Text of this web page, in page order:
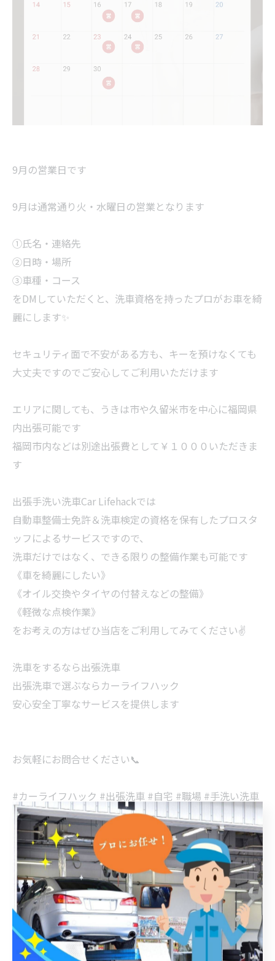
9月の営業日です
9月は通常通り火・水曜日の営業となります
①氏名・連絡先
②日時・場所
③車種・コース
をDMしていただくと、洗車資格を持ったプロがお車を綺
麗にします✨
セキュリティ面で不安がある方も、キーを預けなくても
大丈夫ですのでご安心してご利用いただけます
エリアに関しても、うきは市や久留米市を中心に福岡県
内出張可能です
福岡市内などは別途出張費として￥１０００いただきま
す
出張手洗い洗車Car Lifehackでは
自動車整備士免許＆洗車検定の資格を保有したプロスタ
ッフによるサービスですので、
洗車だけではなく、できる限りの整備作業も可能です
《車を綺麗にしたい》
《オイル交換やタイヤの付替えなどの整備》
《軽微な点検作業》
をお考えの方はぜひ当店をご利用してみてください✌
洗車をするなら出張洗車
出張洗車で選ぶならカーライフハック
安心安全丁寧なサービスを提供します
お気軽にお問合せください📞
#カーライフハック #出張洗車 #自宅 #職場 #手洗い洗車
#安心 #安全 #丁寧 #無水洗車 #3pH洗車 #窓ガラス撥水
#コーティング #室内清掃 #ホイール洗浄 #うきは市 #久
留米市 #福岡 #普通自動車 #軽自動車 #時間の有効活用 #
ライフハック #車好きな人と繋がりたい #艶出し #傷消
し #タイパ #自家用車 ＃代行サービス